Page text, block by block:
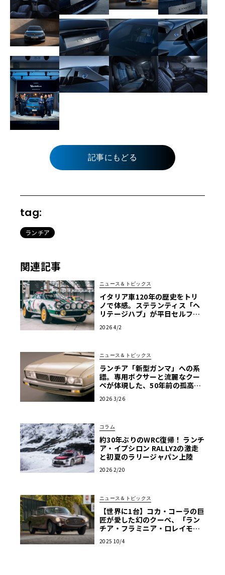
記事にもどる
tag:
ランチア
関連記事
ニュース＆トピックス
イタリア車120年の歴史をトリ
ノで体感。ステランティス「ヘ
リテージハブ」が平日セルフ見
2026 4/2
ニュース＆トピックス
ランチア「新型ガンマ」への系
譜。専用ボクサーと流麗なクー
ペが体現した、50年前の孤高の
2026 3/26
コラム
約30年ぶりのWRC復帰！ ランチ
ア・イプシロン RALLY2の激走
と初夏のラリージャパン上陸
2026 2/20
ニュース＆トピックス
【世界に1台】コカ・コーラの巨
匠が愛した幻のクーペ、「ラン
チア・フラミニア・ロレイモ」
2025 10/4